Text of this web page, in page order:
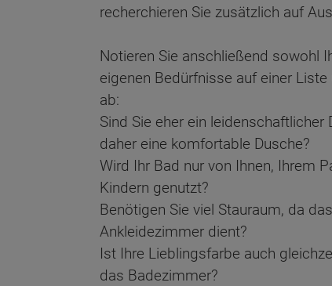
recherchieren Sie zusätzlich auf
Notieren Sie anschließend sowohl
eigenen Bedürfnisse auf einer
ab:
Sind Sie eher ein leidenschaftlicher
daher eine komfortable Dusche?
Wird Ihr Bad nur von Ihnen, Ihrem
Kindern genutzt?
Benötigen Sie viel Stauraum, da
Ankleidezimmer dient?
Ist Ihre Lieblingsfarbe auch
das Badezimmer?